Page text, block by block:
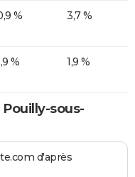
% 3,7 %
% 1,9 %
sous-
d'après